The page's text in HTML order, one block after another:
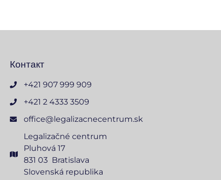
Контакт
+421 907 999 909
+421 2 4333 3509
office@legalizacnecentrum.sk
Legalizačné centrum
Pluhová 17
831 03 Bratislava
Slovenská republika